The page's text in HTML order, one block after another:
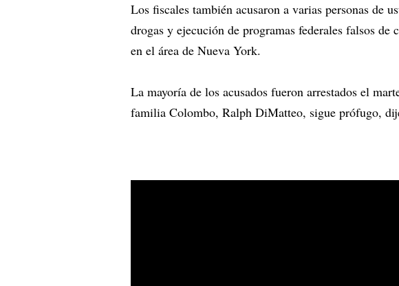
Los fiscales también acusaron a varias personas de
drogas y ejecución de programas federales falsos de
en el área de Nueva York.
La mayoría de los acusados fueron arrestados el
familia Colombo, Ralph DiMatteo, sigue prófugo,